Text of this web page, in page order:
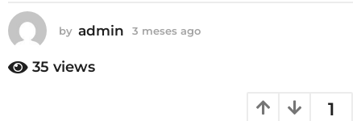
g
o
by admin 3 meses ago
35 views
1